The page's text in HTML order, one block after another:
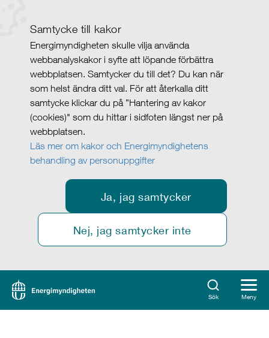
Samtycke till kakor
Energimyndigheten skulle vilja använda
webbanalyskakor i syfte att löpande förbättra
webbplatsen. Samtycker du till det? Du kan när
som helst ändra ditt val. För att återkalla ditt
samtycke klickar du på ”Hantering av kakor
(cookies)" som du hittar i sidfoten längst ner på
webbplatsen.
Läs mer om kakor och Energimyndighetens
behandling av personuppgifter
Ja, jag samtycker
Nej, jag samtycker inte
Sök Meny